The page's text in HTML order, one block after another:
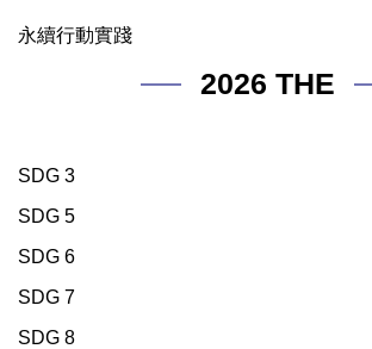
永續行動實踐
2026 THE
SDG 3
SDG 5
SDG 6
SDG 7
SDG 8